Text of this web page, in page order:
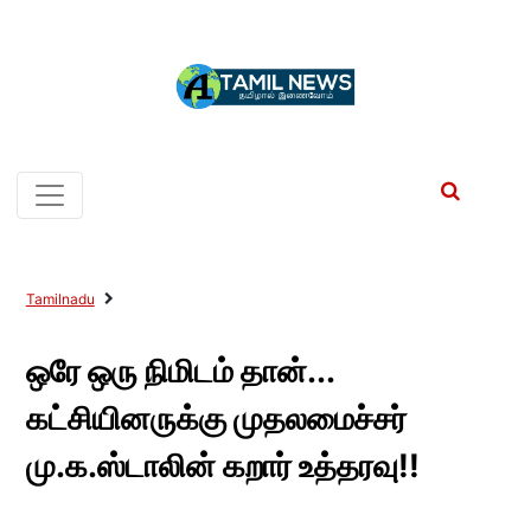
Tamilnadu
ஒரே ஒரு நிமிடம் தான்...
கட்சியினருக்கு முதலமைச்சர்
மு.க.ஸ்டாலின் கறார் உத்தரவு!!